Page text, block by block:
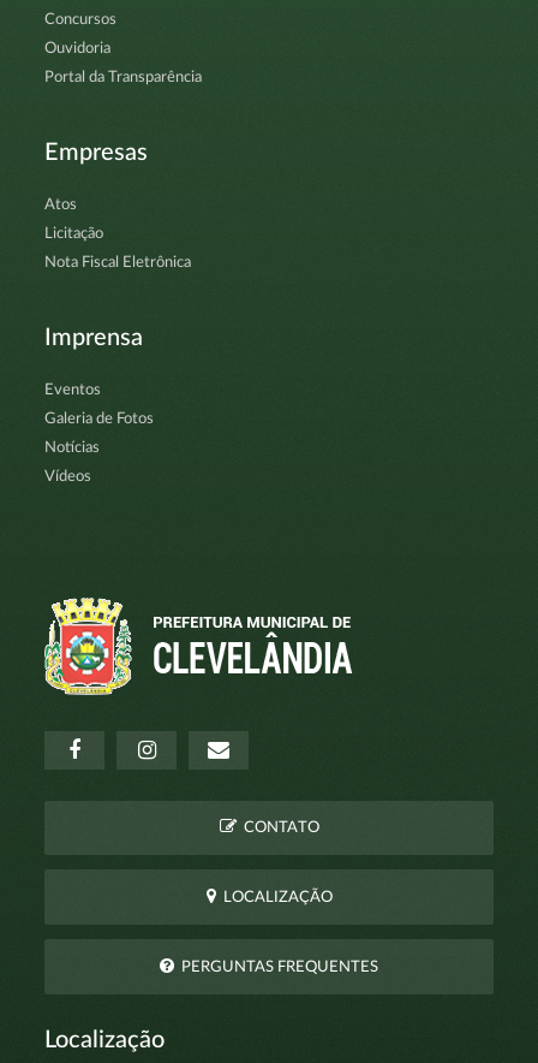
Concursos
Ouvidoria
Portal da Transparência
Empresas
Atos
Licitação
Nota Fiscal Eletrônica
Imprensa
Eventos
Galeria de Fotos
Notícias
Vídeos
CONTATO
LOCALIZAÇÃO
PERGUNTAS FREQUENTES
Localização